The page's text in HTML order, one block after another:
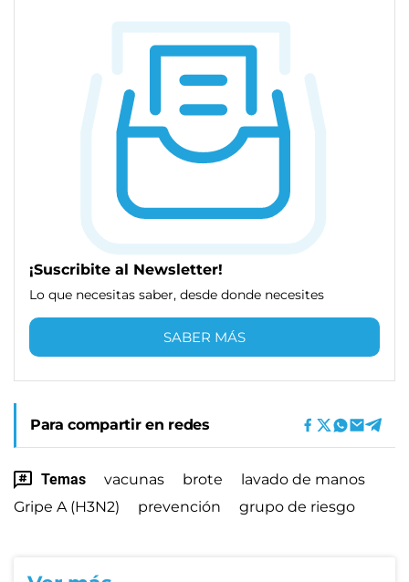
¡Suscribite al Newsletter!
Lo que necesitas saber, desde donde necesites
SABER MÁS
Para compartir en redes
Temas vacunas brote
lavado de manos
Gripe A (H3N2)
prevención grupo de riesgo